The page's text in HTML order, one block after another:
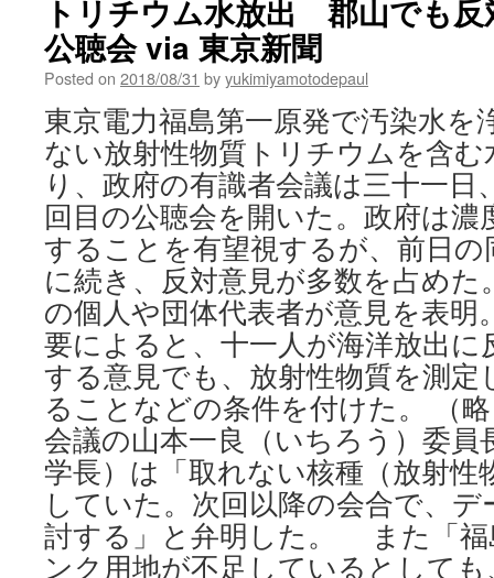
トリチウム水放出 郡山でも
公聴会 via 東京新聞
Posted on 2018/08/31 byyukimiyamotodepaul
東京電力福島第一原発で汚染水を
ない放射性物質トリチウムを含
り、政府の有識者会議は三十一日
回目の公聴会を開いた。政府は濃
することを有望視するが、前日の
に続き、反対意見が多数を占め
の個人や団体代表者が意見を表明
要によると、十一人が海洋放出に
する意見でも、放射性物質を測定
ることなどの条件を付けた。 （
会議の山本一良（いちろう）委員
学長）は「取れない核種（放射性
していた。次回以降の会合で、
討する」と弁明した。 また「福
ンク用地が不足しているとして